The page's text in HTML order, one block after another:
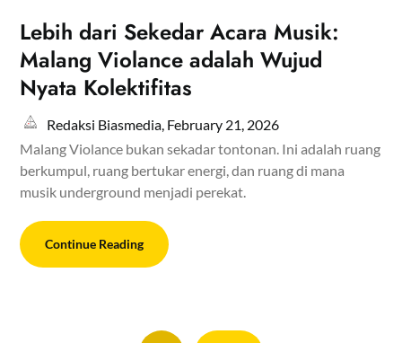
Lebih dari Sekedar Acara Musik:
Malang Violance adalah Wujud
Nyata Kolektifitas
Redaksi Biasmedia, February 21, 2026
Malang Violance bukan sekadar tontonan. Ini adalah ruang
berkumpul, ruang bertukar energi, dan ruang di mana
musik underground menjadi perekat.
Continue Reading